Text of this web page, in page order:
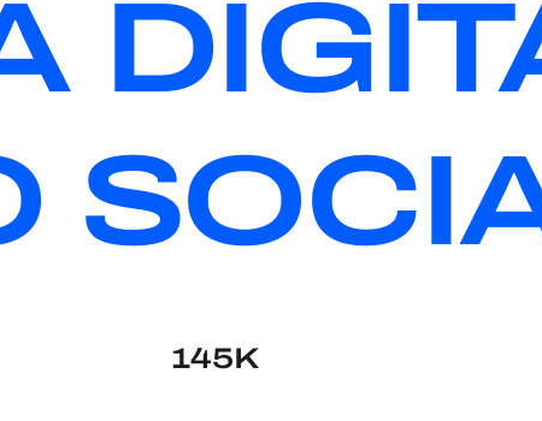
145K